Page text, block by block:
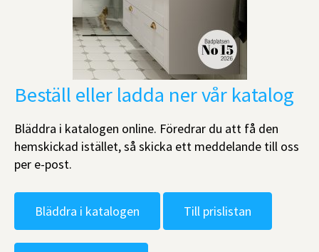
Beställ eller ladda ner vår katalog
Bläddra i katalogen online. Föredrar du att få den
hemskickad istället, så skicka ett meddelande till oss
per e-post.
Bläddra i katalogen Till prislistan